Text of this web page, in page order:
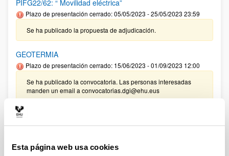
Esta página web usa cookies
PIFG22/62: “ Movilidad eléctrica”
Plazo de presentación cerrado: 05/05/2023 - 25/05/2023 23:59
Se ha publicado la propuesta de adjudicación.
GEOTERMIA
Plazo de presentación cerrado: 15/06/2023 - 01/09/2023 12:00
Se ha publicado la convocatoria. Las personas interesadas
manden un email a convocatorias.dgi@ehu.eus
Proyectos de I+D+i relacionados con las funciones del
Consejo de Seguridad Nuclear
Se ha publicado la convocatoria. Las personas interesadas